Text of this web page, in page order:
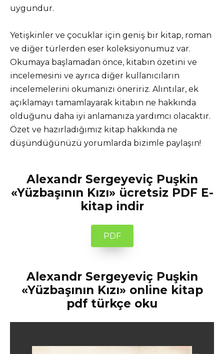
uygundur.
Yetişkinler ve çocuklar için geniş bir kitap, roman
ve diğer türlerden eser koleksiyonumuz var.
Okumaya başlamadan önce, kitabın özetini ve
incelemesini ve ayrıca diğer kullanıcıların
incelemelerini okumanızı öneririz. Alıntılar, ek
açıklamayı tamamlayarak kitabın ne hakkında
olduğunu daha iyi anlamanıza yardımcı olacaktır.
Özet ve hazırladığımız kitap hakkında ne
düşündüğünüzü yorumlarda bizimle paylaşın!
Alexandr Sergeyeviç Puşkin
«Yüzbaşının Kızı» ücretsiz PDF E-
kitap indir
PDF
Alexandr Sergeyeviç Puşkin
«Yüzbaşının Kızı» online kitap
pdf türkçe oku